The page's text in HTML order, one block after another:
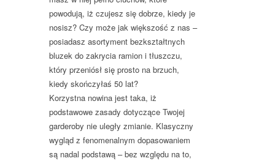
powodują, iż czujesz się dobrze, kiedy je
nosisz? Czy może jak większość z nas –
posiadasz asortyment bezkształtnych
bluzek do zakrycia ramion i tłuszczu,
który przeniósł się prosto na brzuch,
kiedy skończyłaś 50 lat?
Korzystna nowina jest taka, iż
podstawowe zasady dotyczące Twojej
garderoby nie uległy zmianie. Klasyczny
wygląd z fenomenalnym dopasowaniem
są nadal podstawą – bez względu na to,